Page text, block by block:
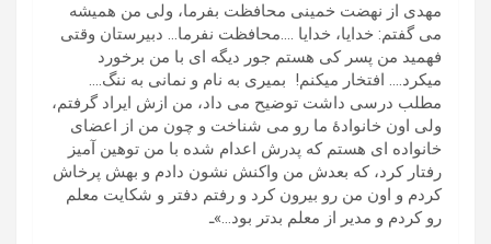
مهدی از نهضت خمینی محافظت بفرما، ولی من همیشه
می گفتم: خدایا، خدایا ….محافظت نفرما… دبیرستان وقتی
فهمید من پسر کی هستم جور دیگه ای با من برخورد
میکرد…. افتخار میکنم! بمیری به نام و نمانی به ننگ….
مطلب درسی داشت توضیح می داد، من ازش ایراد گرفتم،
ولی اون خانوادۀ ما رو می شناخت و چون من از اعضای
خانواده ای هستم که پدرش اعدام شده با من توهین آمیز
رفتار کرد، که بعدش من واکنش نشون دادم و بهش پرخاش
کردم و اون من رو بیرون کرد و رفتم دفتر و شکایت معلم
رو کردم و مدیر از معلم بدتر بود…»ـ